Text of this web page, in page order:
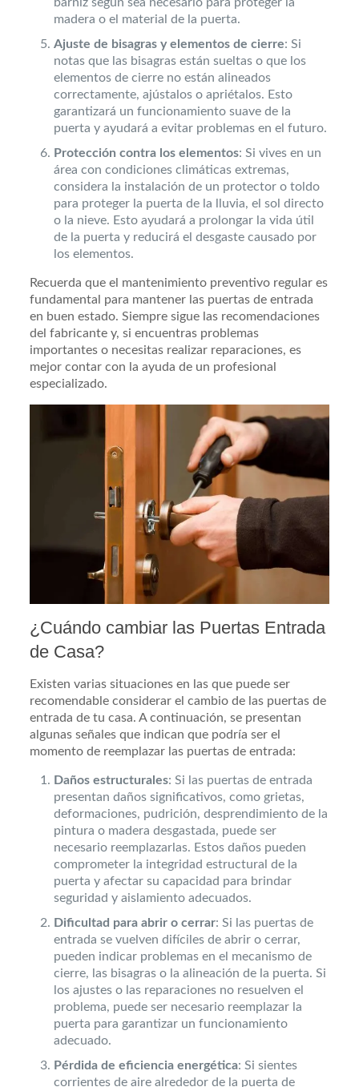
madera o el material de la puerta.
Ajuste de bisagras y elementos de cierre: Si
notas que las bisagras están sueltas o que los
elementos de cierre no están alineados
correctamente, ajústalos o apriétalos. Esto
garantizará un funcionamiento suave de la
puerta y ayudará a evitar problemas en el futuro.
Protección contra los elementos: Si vives en un
área con condiciones climáticas extremas,
considera la instalación de un protector o toldo
para proteger la puerta de la lluvia, el sol directo
o la nieve. Esto ayudará a prolongar la vida útil
de la puerta y reducirá el desgaste causado por
los elementos.
Recuerda que el mantenimiento preventivo regular es
fundamental para mantener las puertas de entrada
en buen estado. Siempre sigue las recomendaciones
del fabricante y, si encuentras problemas
importantes o necesitas realizar reparaciones, es
mejor contar con la ayuda de un profesional
especializado.
¿Cuándo cambiar las Puertas Entrada
de Casa?
Existen varias situaciones en las que puede ser
recomendable considerar el cambio de las puertas de
entrada de tu casa. A continuación, se presentan
algunas señales que indican que podría ser el
momento de reemplazar las puertas de entrada:
Daños estructurales: Si las puertas de entrada
presentan daños significativos, como grietas,
deformaciones, pudrición, desprendimiento de la
pintura o madera desgastada, puede ser
necesario reemplazarlas. Estos daños pueden
comprometer la integridad estructural de la
puerta y afectar su capacidad para brindar
seguridad y aislamiento adecuados.
Dificultad para abrir o cerrar: Si las puertas de
entrada se vuelven difíciles de abrir o cerrar,
pueden indicar problemas en el mecanismo de
cierre, las bisagras o la alineación de la puerta. Si
los ajustes o las reparaciones no resuelven el
problema, puede ser necesario reemplazar la
puerta para garantizar un funcionamiento
adecuado.
Pérdida de eficiencia energética: Si sientes
corrientes de aire alrededor de la puerta de